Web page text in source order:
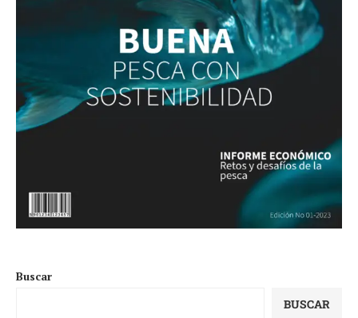
Buscar
BUSCAR